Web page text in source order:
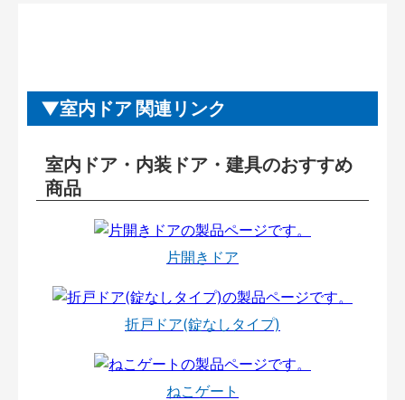
室内ドア 関連リンク
室内ドア・内装ドア・建具のおすすめ
商品
片開きドア
折戸ドア(錠なしタイプ)
ねこゲート